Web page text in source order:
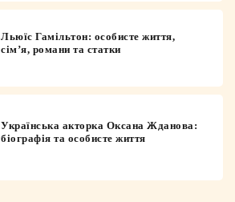
Льюїс Гамільтон: особисте життя,
сім’я, романи та статки
Українська акторка Оксана Жданова:
біографія та особисте життя